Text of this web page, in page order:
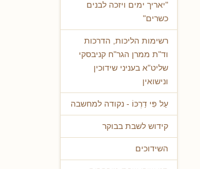
"יאריך ימים ויזכה לבנים
כשרים"
רשימות הליכות, הדרכות
וד"ת ממרן הגר"ח קניבסקי
שליט"א בעניני שידוכין
ונישואין
עַל פִּי דַרְכּוֹ - נקודה למחשבה
קידוש לשבת בבוקר
השידוכים